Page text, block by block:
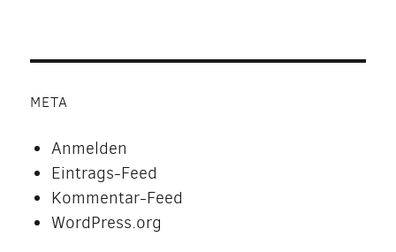
META
Anmelden
Eintrags-Feed
Kommentar-Feed
WordPress.org